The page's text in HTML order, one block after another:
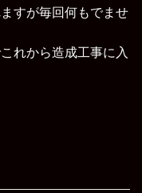
すが毎回何もでませ
れから造成工事に入